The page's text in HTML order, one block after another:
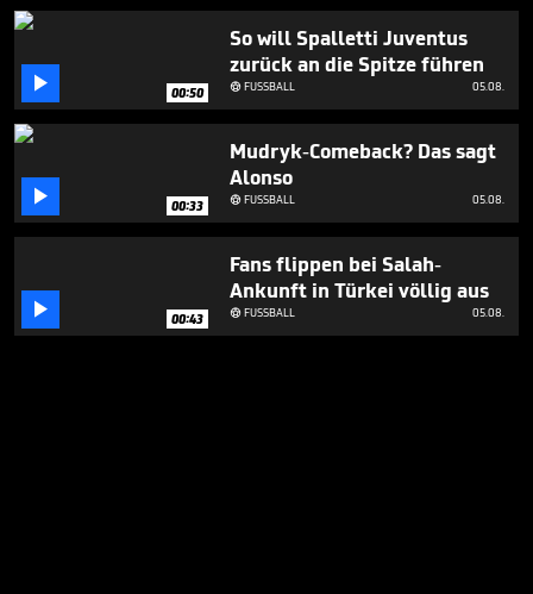
 00:50
So will Spalletti Juventus
zurück an die Spitze führen
FUSSBALL 05.08.
 00:33
Mudryk-Comeback? Das sagt
Alonso
FUSSBALL 05.08.
 00:43
Fans flippen bei Salah-
Ankunft in Türkei völlig aus
FUSSBALL 05.08.